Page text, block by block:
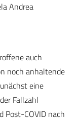
Andrea
auch
noch anhaltende
eine
Fallzahl
Post-COVID nach